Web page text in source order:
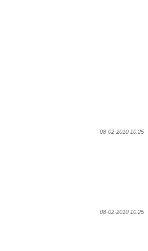
08-02-2010 10:25
08-02-2010 10:25